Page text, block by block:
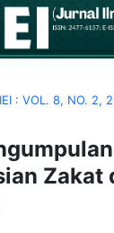
: VOL. 8, NO. 2,
Zakat